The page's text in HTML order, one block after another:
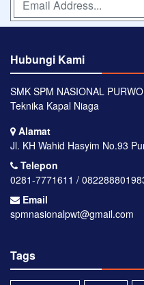
Hubungi Kami
SMK SPM NASIONAL
Teknika Kapal Niaga
Alamat
Jl. KH Wahid Hasyim No.93
Telepon
0281-7771611 /
Email
spmnasionalpwt@gmail.com
Tags